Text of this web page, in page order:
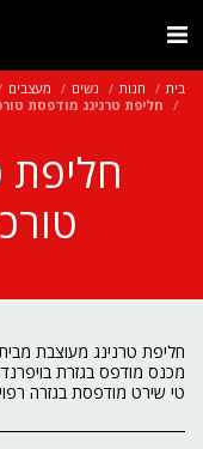
בית חנות נשים מעצבים
חליפת טרנינג מודפסת
חליפת
טי שירט מודפסת בגזרה